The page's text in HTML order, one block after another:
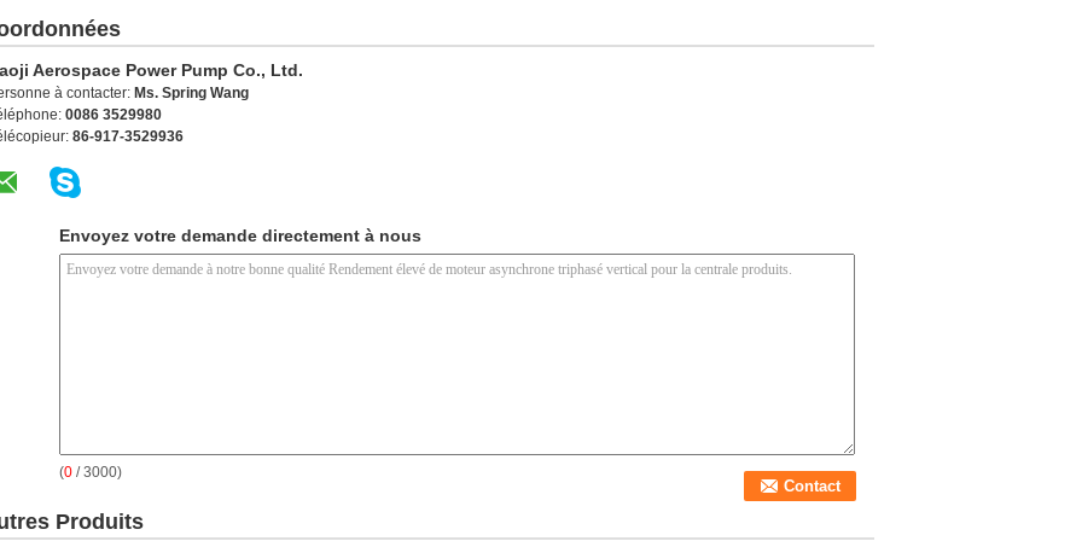
Aerospace Power Pump Co., Ltd.
à contacter: Ms. Spring Wang
0086 3529980
86-917-3529936
Envoyez votre demande directement à nous
(0 / 3000)
Produits